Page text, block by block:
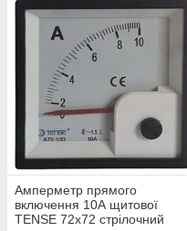
Амперметр прямого
включення 10А щитової
TENSE 72х72 стрілочний